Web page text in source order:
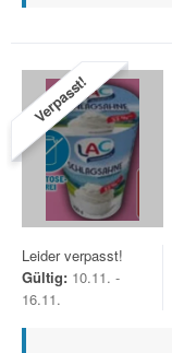
Verpasst!
Leider verpasst!
Gültig: 10.11. -
16.11.